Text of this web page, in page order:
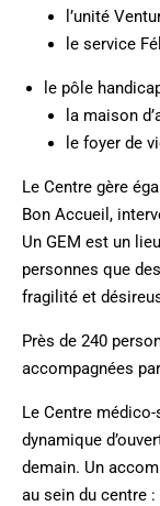
l’unité
le service
le pôle
la maison
le foyer de
Le Centre gère
Bon Accueil,
Un GEM est un
personnes que
fragilité et
Près de 240
accompagnées
Le Centre
dynamique
demain. Un
au sein du centre